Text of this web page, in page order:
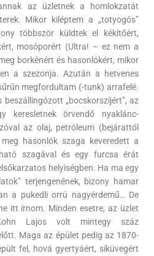
az üzletnek a homlokzatát
Mikor kiléptem a „totyogós”
többször küldtek el kékítőért,
mosóporért (Ultra! – ez nem a
borkénért és hasonlókért, mikor
a szezonja. Azután a hetvenes
megfordultam (-tunk) arrafelé.
beszállingózott „bocskorszíjért”, az
keresletnek örvendő nyaklánc-
az olaj, petróleum (bejárattól
hasonlók szaga keveredett a
szagával és egy furcsa érát
helyiségben. Ha ma egy
terjengenének, bizony hamar
a pukedli orrú nagyérdemű… De
itt írnom. Minden esetre, az üzlet
Lajos volt mintegy száz
Maga az épület pedig az 1870-
fel, hová gyertyáért, síküvegért